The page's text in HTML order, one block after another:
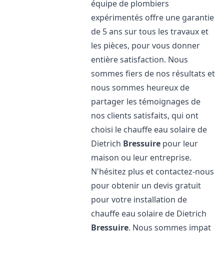
équipe de plombiers
expérimentés offre une garantie
de 5 ans sur tous les travaux et
les pièces, pour vous donner
entière satisfaction. Nous
sommes fiers de nos résultats et
nous sommes heureux de
partager les témoignages de
nos clients satisfaits, qui ont
choisi le chauffe eau solaire de
Dietrich Bressuire pour leur
maison ou leur entreprise.
N'hésitez plus et contactez-nous
pour obtenir un devis gratuit
pour votre installation de
chauffe eau solaire de Dietrich
Bressuire. Nous sommes impat